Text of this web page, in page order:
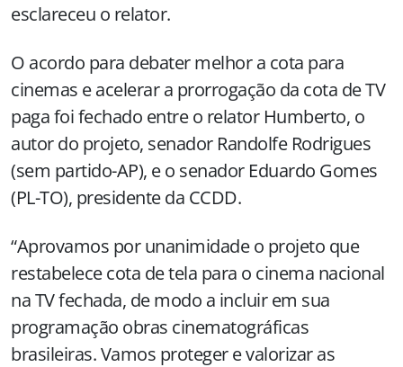
esclareceu o relator.
O acordo para debater melhor a cota para
cinemas e acelerar a prorrogação da cota de TV
paga foi fechado entre o relator Humberto, o
autor do projeto, senador Randolfe Rodrigues
(sem partido-AP), e o senador Eduardo Gomes
(PL-TO), presidente da CCDD.
“Aprovamos por unanimidade o projeto que
restabelece cota de tela para o cinema nacional
na TV fechada, de modo a incluir em sua
programação obras cinematográficas
brasileiras. Vamos proteger e valorizar as